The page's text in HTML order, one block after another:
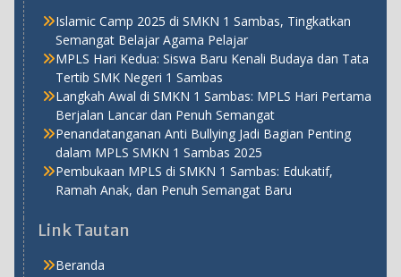
Islamic Camp 2025 di SMKN 1 Sambas, Tingkatkan
Semangat Belajar Agama Pelajar
MPLS Hari Kedua: Siswa Baru Kenali Budaya dan Tata
Tertib SMK Negeri 1 Sambas
Langkah Awal di SMKN 1 Sambas: MPLS Hari Pertama
Berjalan Lancar dan Penuh Semangat
Penandatanganan Anti Bullying Jadi Bagian Penting
dalam MPLS SMKN 1 Sambas 2025
Pembukaan MPLS di SMKN 1 Sambas: Edukatif,
Ramah Anak, dan Penuh Semangat Baru
Link Tautan
Beranda